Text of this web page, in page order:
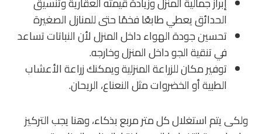
الحدائق يعطي طابعًا فخمًا حتى للمنازل الصغيرة
تحسين جودة الهواء داخل المنزل لأن النباتات تساعد
في تنقية الجو داخل المنزل وخارجه.
توفير مكان للزراعة المنزلية ويمكنك زراعة الأعشاب
الطبية أو الخضروات مثل النعناع، الريحان.
ولكى يتم استغلال كل متر مربع بذكاء، وهنا يجب التركيز